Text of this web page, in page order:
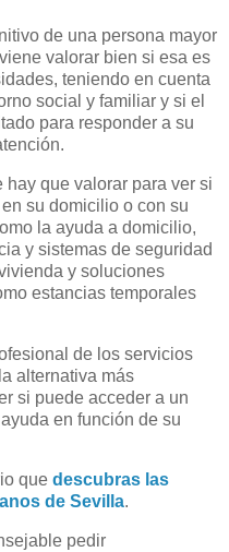
de una persona mayor
valorar bien si esa es
teniendo en cuenta
social y familiar y si el
para responder a su
que valorar para ver si
su domicilio o con su
la ayuda a domicilio,
y sistemas de seguridad
y soluciones
estancias temporales
de los servicios
alternativa más
si puede acceder a un
en función de su
que descubras las
de Sevilla.
pedir